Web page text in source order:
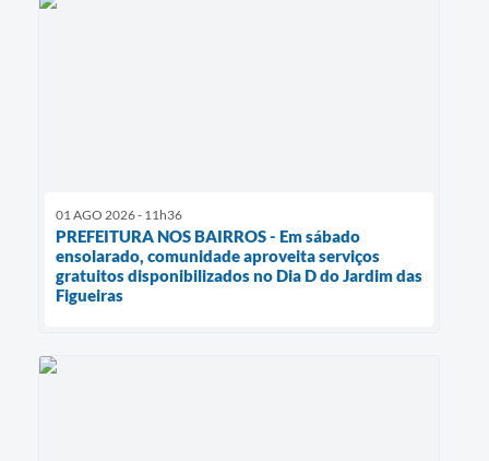
01 AGO 2026 - 11h36
PREFEITURA NOS BAIRROS - Em sábado
ensolarado, comunidade aproveita serviços
gratuitos disponibilizados no Dia D do Jardim das
Figueiras